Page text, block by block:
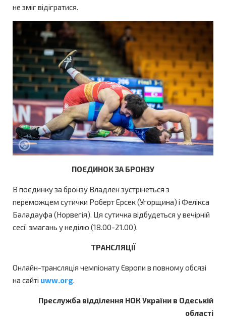
не зміг відігратися.
ПОЄДИНОК ЗА БРОНЗУ
В поєдинку за бронзу Владлен зустрінеться з
переможцем сутички Роберт Ерсек (Угорщина) і Фелікса
Баладауфа (Норвегія). Ця сутичка відбудеться у вечірній
сесії змагань у неділю (18.00-21.00).
ТРАНСЛЯЦІЇ
Онлайн-трансляція чемпіонату Європи в повному обсязі
на сайті uww.org
Преслужба відділення НОК України в Одеській
області